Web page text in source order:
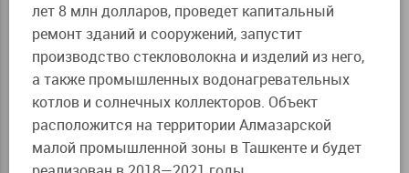
лет 8 млн долларов, проведет капитальный
ремонт зданий и сооружений, запустит
производство стекловолокна и изделий из него,
а также промышленных водонагревательных
котлов и солнечных коллекторов. Объект
расположится на территории Алмазарской
малой промышленной зоны в Ташкенте и будет